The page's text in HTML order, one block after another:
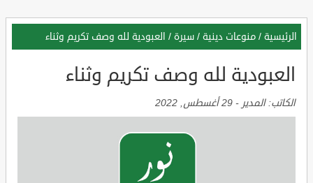
الرئيسية / منوعات دينية / سيرة / العبودية لله وصف تكريم وثناء
العبودية لله وصف تكريم وثناء
الكاتب:المدير - 29 أغسطس, 2022